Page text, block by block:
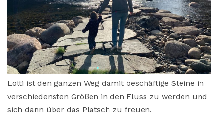
Lotti ist den ganzen Weg damit beschäftige Steine in
verschiedensten Größen in den Fluss zu werden und
sich dann über das Platsch zu freuen.